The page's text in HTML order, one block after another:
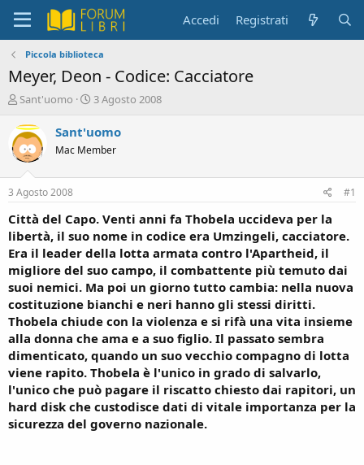
Accedi Registrati
Piccola biblioteca
Meyer, Deon - Codice: Cacciatore
C
e
a
t
r
e
D
i
s
c
u
s
s
i
o
n
e
Sant'uomo
D
t
d
i
i
o
3 Agosto 2008
Sant'uomo
Mac Member
3 Agosto 2008 #1
Città del Capo. Venti anni fa Thobela uccideva per la
libertà, il suo nome in codice era Umzingeli, cacciatore.
Era il leader della lotta armata contro l'Apartheid, il
migliore del suo campo, il combattente più temuto dai
suoi nemici. Ma poi un giorno tutto cambia: nella nuova
costituzione bianchi e neri hanno gli stessi diritti.
Thobela chiude con la violenza e si rifà una vita insieme
alla donna che ama e a suo figlio. Il passato sembra
dimenticato, quando un suo vecchio compagno di lotta
viene rapito. Thobela è l'unico in grado di salvarlo,
l'unico che può pagare il riscatto chiesto dai rapitori, un
hard disk che custodisce dati di vitale importanza per la
sicurezza del governo nazionale.